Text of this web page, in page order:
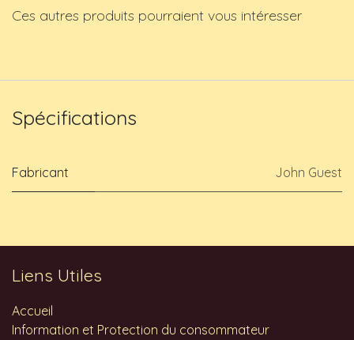
Ces autres produits pourraient vous intéresser
Spécifications
Fabricant John Guest
Liens Utiles
Accueil
Information et Protection du consommateur